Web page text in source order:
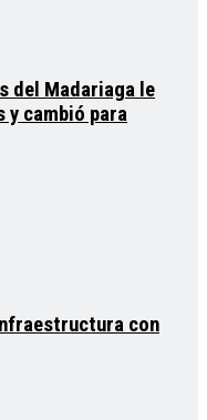
del Madariaga le
y cambió para
con